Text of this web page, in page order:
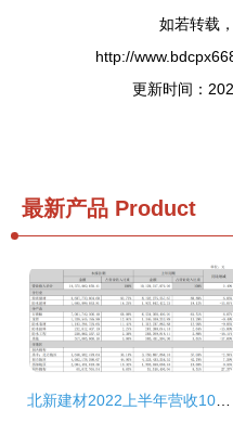
如若转载
http://
更新时间：
最新产品 Product